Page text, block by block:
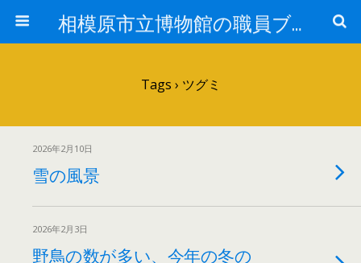
相模原市立博物館の職員ブログ
Tags › ツグミ
2026年2月10日
雪の風景
2026年2月3日
野鳥の数が多い、今年の冬の